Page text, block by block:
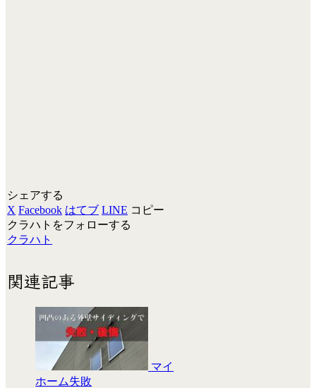
シェアする
X Facebook はてブ LINE コピー
クラハトをフォローする
クラハト
関連記事
マイ
ホーム失敗